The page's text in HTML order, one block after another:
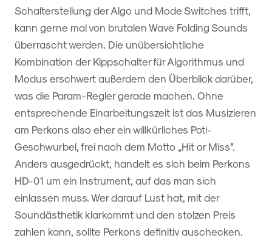
Schalterstellung der Algo und Mode Switches trifft,
kann gerne mal von brutalen Wave Folding Sounds
überrascht werden. Die unübersichtliche
Kombination der Kippschalter für Algorithmus und
Modus erschwert außerdem den Überblick darüber,
was die Param-Regler gerade machen. Ohne
entsprechende Einarbeitungszeit ist das Musizieren
am Perkons also eher ein willkürliches Poti-
Geschwurbel, frei nach dem Motto „Hit or Miss”.
Anders ausgedrückt, handelt es sich beim Perkons
HD-01 um ein Instrument, auf das man sich
einlassen muss. Wer darauf Lust hat, mit der
Soundästhetik klarkommt und den stolzen Preis
zahlen kann, sollte Perkons definitiv auschecken.